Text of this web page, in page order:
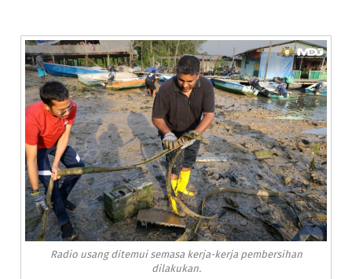
Radio usang ditemui semasa kerja-kerja pembersihan
dilakukan.